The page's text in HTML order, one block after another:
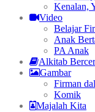
Kenalan,
Video
Belajar
Anak
PA Anak
Alkitab
Gambar
Firman
Komik
Majalah Kita